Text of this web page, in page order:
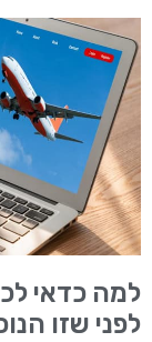
למה כדאי
לפני שזו